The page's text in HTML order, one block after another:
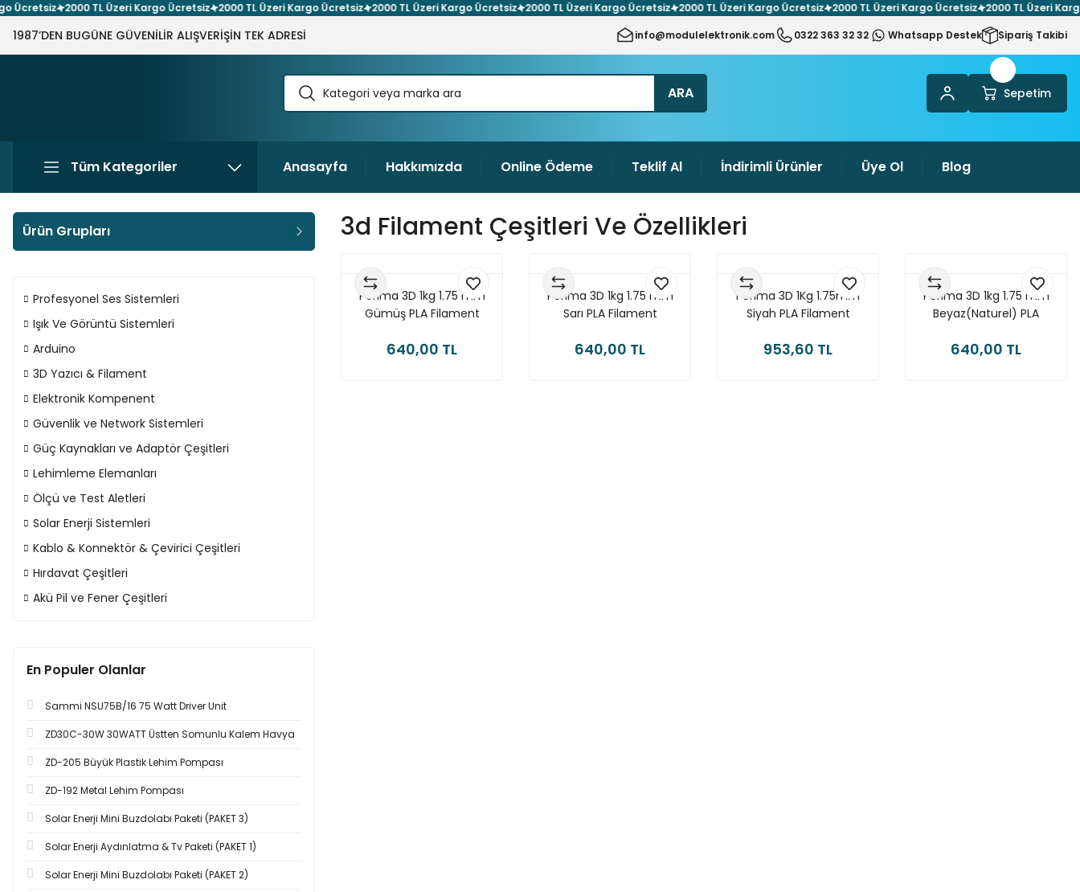
2000 TL Üzeri Kargo Ücretsiz 2000 TL Üzeri Kargo Ücretsiz 2000 TL Üzeri Kargo Ücretsiz 2000 TL Üzeri Kargo Ücretsiz 2000 TL Üzeri Kargo Ücretsiz 2000 TL Üzeri Kargo Ücretsiz 2000 TL Üzeri Kargo
1987’DEN BUGÜNE GÜVENİLİR ALIŞVERİŞİN TEK ADRESİ info@modulelektronik.com 0322 363 32 32 Whatsapp Destek Sipariş Takibi
ARA Sepetim
Tüm Kategoriler Anasayfa Hakkımızda Online Ödeme Teklif Al İndirimli Ürünler Üye Ol Blog
Ürün Grupları
Profesyonel Ses Sistemleri
Işık Ve Görüntü Sistemleri
Arduino
3D Yazıcı & Filament
Elektronik Kompenent
Güvenlik ve Network Sistemleri
Güç Kaynakları ve Adaptör Çeşitleri
Lehimleme Elemanları
Ölçü ve Test Aletleri
Solar Enerji Sistemleri
Kablo & Konnektör & Çevirici Çeşitleri
Hırdavat Çeşitleri
Akü Pil ve Fener Çeşitleri
En Populer Olanlar
Sammi NSU75B/16 75 Watt Driver Unit
ZD30C-30W 30WATT Üstten Somunlu Kalem Havya
ZD-205 Büyük Plastik Lehim Pompası
ZD-192 Metal Lehim Pompası
Solar Enerji Mini Buzdolabı Paketi (PAKET 3)
Solar Enerji Aydınlatma & Tv Paketi (PAKET 1)
Solar Enerji Mini Buzdolabı Paketi (PAKET 2)
3d Filament Çeşitleri Ve Özellikleri
Porima 3D 1kg 1.75 mm
Gümüş PLA Filament
640,00 TL
Porima 3D 1kg 1.75 mm
Sarı PLA Filament
640,00 TL
Porima 3D 1Kg 1.75mm
Siyah PLA Filament
953,60 TL
Porima 3D 1kg 1.75 mm
Beyaz(Naturel) PLA
640,00 TL